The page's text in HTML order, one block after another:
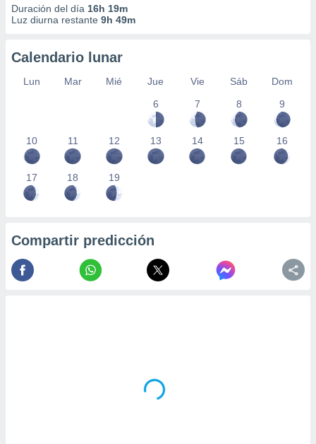
Duración del día 16h 19m
Luz diurna restante 9h 49m
Calendario lunar
Lun Mar Mié Jue Vie Sáb
Dom
6
7 8 9
10 11 12 13 14 15 16
17 18 19
Compartir predicción